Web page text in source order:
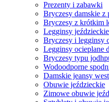
Prezenty i zabawki
Bryczesy damskie z
Bryczesy z krótkim
Legginsy
Bryczesy i legginsy
Legginsy ocieplane
Bryczesy typu
Wodoodporne
Damskie jeansy
Obuwie jeździeckie
Zimowe obuwie